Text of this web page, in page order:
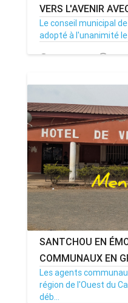
VERS L'AVENIR
Le conseil municipal
adopté à l'unanimité
23/12/25 Par
SANTCHOU EN
COMMUNAUX EN
Les agents
région de l'Ouest du
déb...